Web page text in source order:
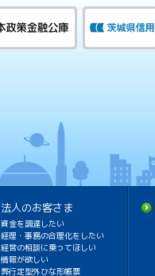
法人のお客さま
資金を調達したい
経理・事務の合理化をしたい
経営の相談に乗ってほしい
情報が欲しい
弊行定型外ひな形帳票